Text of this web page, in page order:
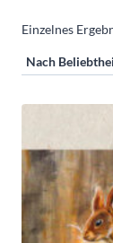
Einzelnes